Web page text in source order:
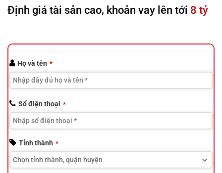
Định giá tài sản cao, khoản vay lên tới 8 tỷ
Họ và tên *
Số điện thoại *
Tỉnh thành *